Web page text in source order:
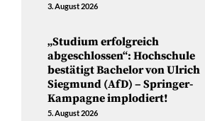
3. August 2026
„Studium erfolgreich
abgeschlossen“: Hochschule
bestätigt Bachelor von Ulrich
Siegmund (AfD) – Springer-
Kampagne implodiert!
5. August 2026